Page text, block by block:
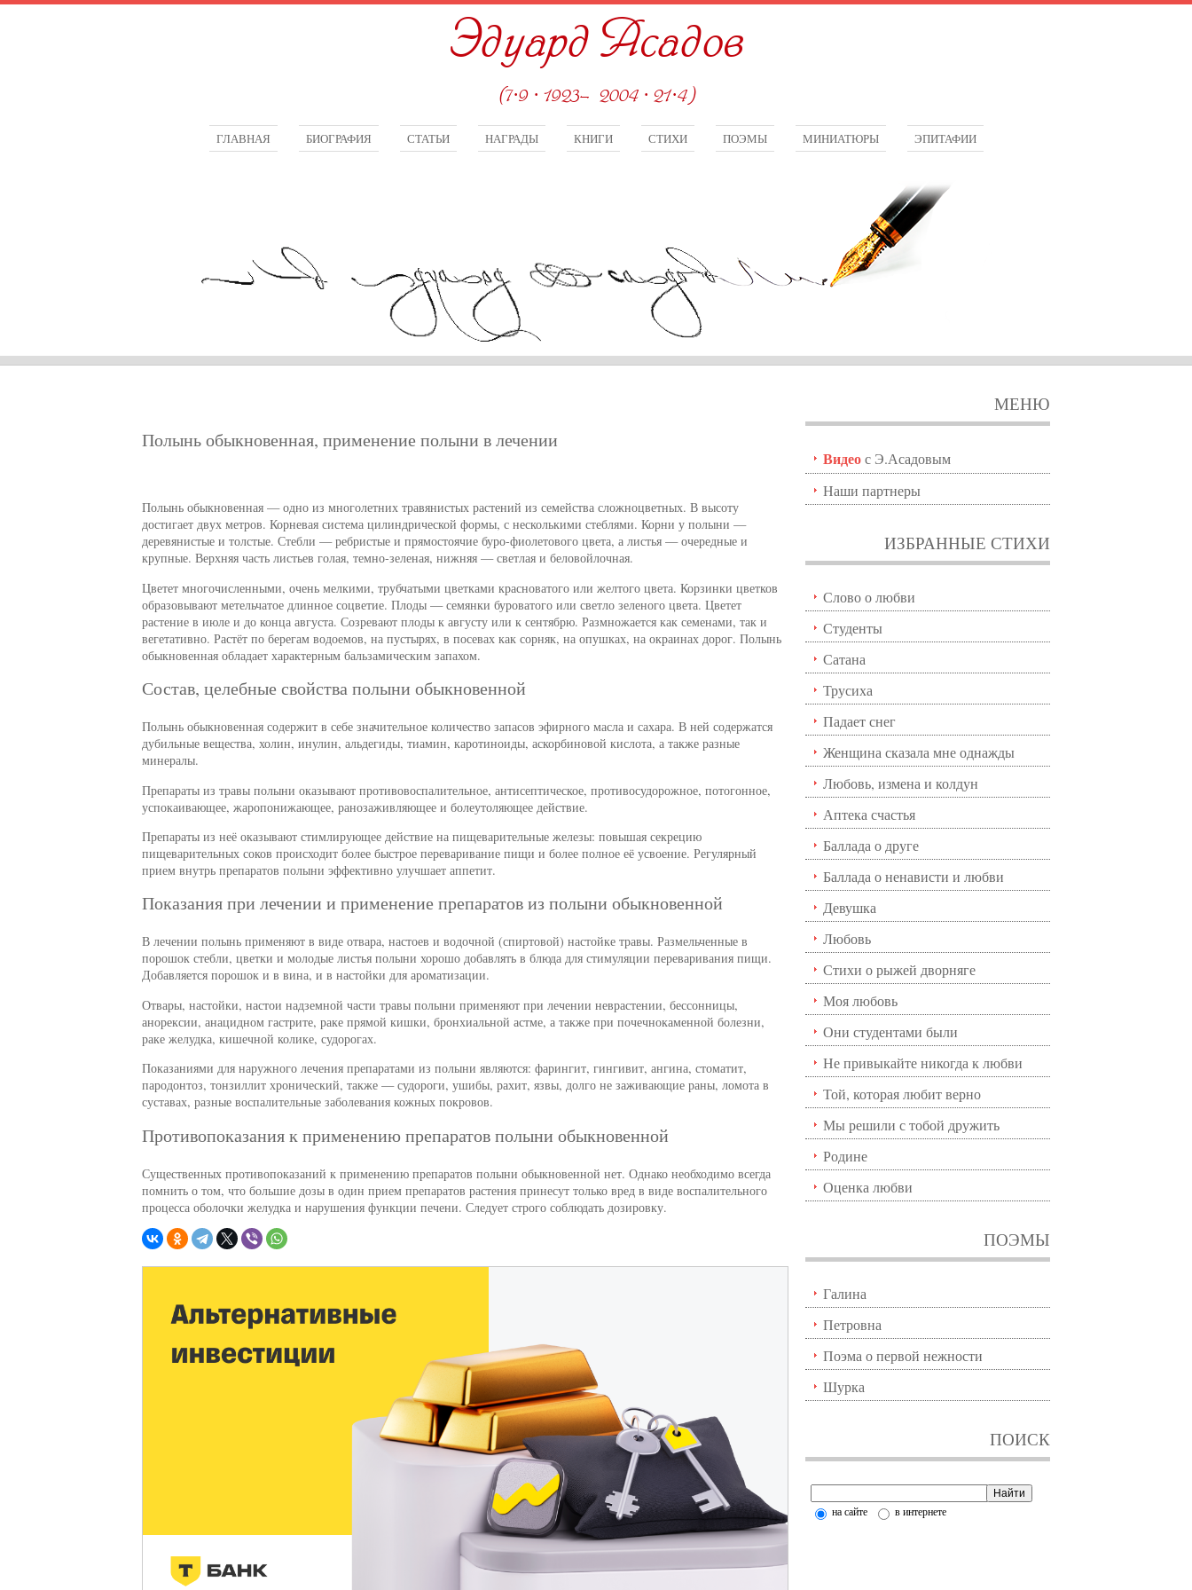
Эдуард Асадов
(7·9 · 1923—2004 · 21·4)
ГЛАВНАЯ БИОГРАФИЯ СТАТЬИ НАГРАДЫ КНИГИ СТИХИ ПОЭМЫ МИНИАТЮРЫ ЭПИТАФИИ
МЕНЮ
Видеос Э.Асадовым
Наши партнеры
ИЗБРАННЫЕ СТИХИ
Слово о любви
Студенты
Сатана
Трусиха
Падает снег
Женщина сказала мне однажды
Любовь, измена и колдун
Аптека счастья
Баллада о друге
Баллада о ненависти и любви
Девушка
Любовь
Стихи о рыжей дворняге
Моя любовь
Они студентами были
Не привыкайте никогда к любви
Той, которая любит верно
Мы решили с тобой дружить
Родине
Оценка любви
ПОЭМЫ
Галина
Петровна
Поэма о первой нежности
Шурка
ПОИСК
на сайте в интернете
Полынь обыкновенная, применение полыни в лечении
Полынь обыкновенная — одно из многолетних травянистых растений из семейства сложноцветных. В высоту
достигает двух метров. Корневая система цилиндрической формы, с несколькими стеблями. Корни у полыни —
деревянистые и толстые. Стебли — ребристые и прямостоячие буро-фиолетового цвета, а листья — очередные и
крупные. Верхняя часть листьев голая, темно-зеленая, нижняя — светлая и беловойлочная.
Цветет многочисленными, очень мелкими, трубчатыми цветками красноватого или желтого цвета. Корзинки цветков
образовывают метельчатое длинное соцветие. Плоды — семянки буроватого или светло зеленого цвета. Цветет
растение в июле и до конца августа. Созревают плоды к августу или к сентябрю. Размножается как семенами, так и
вегетативно. Растёт по берегам водоемов, на пустырях, в посевах как сорняк, на опушках, на окраинах дорог. Полынь
обыкновенная обладает характерным бальзамическим запахом.
Состав, целебные свойства полыни обыкновенной
Полынь обыкновенная содержит в себе значительное количество запасов эфирного масла и сахара. В ней содержатся
дубильные вещества, холин, инулин, альдегиды, тиамин, каротиноиды, аскорбиновой кислота, а также разные
минералы.
Препараты из травы полыни оказывают противовоспалительное, антисептическое, противосудорожное, потогонное,
успокаивающее, жаропонижающее, ранозаживляющее и болеутоляющее действие.
Препараты из неё оказывают стимлирующее действие на пищеварительные железы: повышая секрецию
пищеварительных соков происходит более быстрое переваривание пищи и более полное её усвоение. Регулярный
прием внутрь препаратов полыни эффективно улучшает аппетит.
Показания при лечении и применение препаратов из полыни обыкновенной
В лечении полынь применяют в виде отвара, настоев и водочной (спиртовой) настойке травы. Размельченные в
порошок стебли, цветки и молодые листья полыни хорошо добавлять в блюда для стимуляции переваривания пищи.
Добавляется порошок и в вина, и в настойки для ароматизации.
Отвары, настойки, настои надземной части травы полыни применяют при лечении неврастении, бессонницы,
анорексии, анацидном гастрите, раке прямой кишки, бронхиальной астме, а также при почечнокаменной болезни,
раке желудка, кишечной колике, судорогах.
Показаниями для наружного лечения препаратами из полыни являются: фарингит, гингивит, ангина, стоматит,
пародонтоз, тонзиллит хронический, также — судороги, ушибы, рахит, язвы, долго не заживающие раны, ломота в
суставах, разные воспалительные заболевания кожных покровов.
Противопоказания к применению препаратов полыни обыкновенной
Существенных противопоказаний к применению препаратов полыни обыкновенной нет. Однако необходимо всегда
помнить о том, что большие дозы в один прием препаратов растения принесут только вред в виде воспалительного
процесса оболочки желудка и нарушения функции печени. Следует строго соблюдать дозировку.